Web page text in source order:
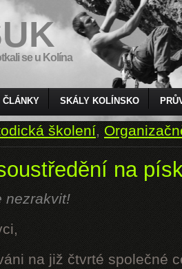
se u Kolína
ČLÁNKY SKÁLY KOLÍNSKO
školení,
na
nezrakvit!
na již čtvrté společné